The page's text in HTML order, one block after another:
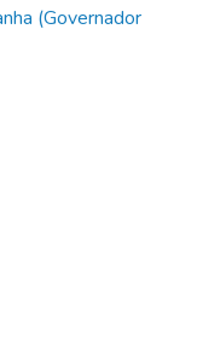
(Governador